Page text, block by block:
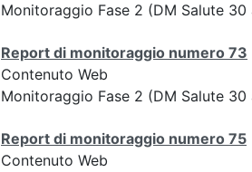
Monitoraggio Fase 2 (DM Salute
Report di monitoraggio numero 73
Contenuto Web
Monitoraggio Fase 2 (DM Salute
Report di monitoraggio numero 75
Contenuto Web